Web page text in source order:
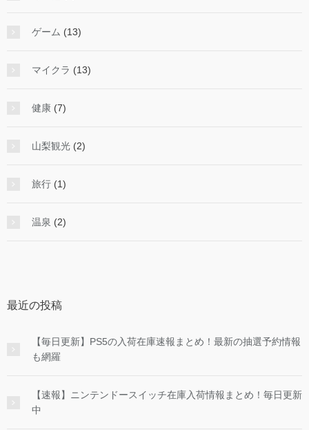
ゲーム (13)
マイクラ (13)
健康 (7)
山梨観光 (2)
旅行 (1)
温泉 (2)
最近の投稿
【毎日更新】PS5の入荷在庫速報まとめ！最新の抽選予約情報
も網羅
【速報】ニンテンドースイッチ在庫入荷情報まとめ！毎日更新
中